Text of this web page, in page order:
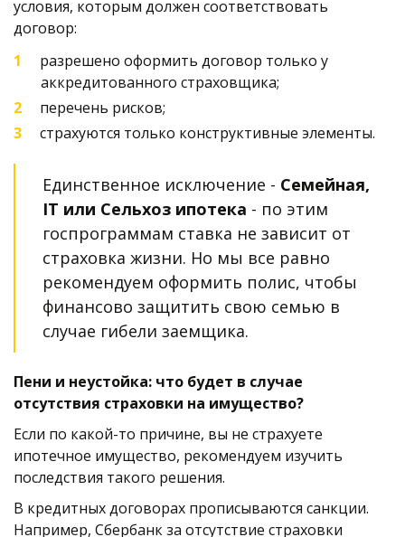
условия, которым должен соответствовать
договор:
разрешено оформить договор только у
аккредитованного страховщика;
перечень рисков;
страхуются только конструктивные элементы.
Единственное исключение - Семейная,
IT или Сельхоз ипотека - по этим
госпрограммам ставка не зависит от
страховка жизни. Но мы все равно
рекомендуем оформить полис, чтобы
финансово защитить свою семью в
случае гибели заемщика.
Пени и неустойка: что будет в случае
отсутствия страховки на имущество?
Если по какой-то причине, вы не страхуете
ипотечное имущество, рекомендуем изучить
последствия такого решения.
В кредитных договорах прописываются санкции.
Например, Сбербанк за отсутствие страховки